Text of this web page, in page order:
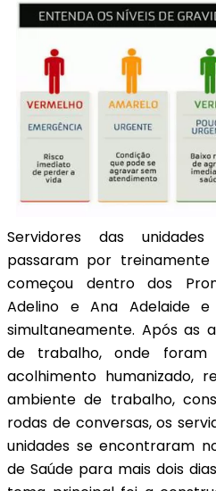
Servidores das
passaram por
começou dentro dos
Adelino e Ana Adelaide
simultaneamente. Após as
de trabalho, onde
acolhimento humanizado,
ambiente de trabalho,
rodas de conversas, os
unidades se encontraram
de Saúde para mais dois